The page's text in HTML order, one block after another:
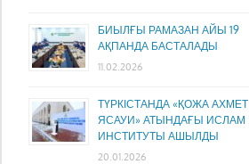
БИЫЛҒЫ РАМАЗАН АЙЫ 19
АҚПАНДА БАСТАЛАДЫ
11.02.2026
ТҮРКІСТАНДА «ҚОЖА АХМЕТ
ЯСАУИ» АТЫНДАҒЫ ИСЛАМ
ИНСТИТУТЫ АШЫЛДЫ
20.01.2026